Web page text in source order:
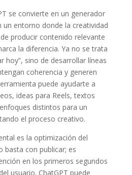
se convierte en un generador
un entorno donde la creatividad
producir contenido relevante
la diferencia. Ya no se trata
hoy”, sino de desarrollar líneas
coherencia y generen
puede ayudarte a
ideas para Reels, textos
distintos para un
el proceso creativo.
es la optimización del
basta con publicar; es
en los primeros segundos
usuario. ChatGPT puede